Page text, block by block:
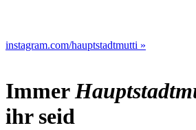
instagram.com/hauptstadtmutti »
Immer
ihr seid